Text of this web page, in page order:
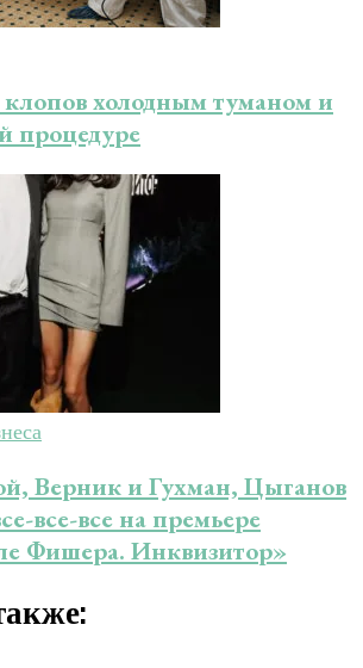
холодным туманом и
процедуре
Верник и Гухман, Цыганов
все-все на премьере
Фишера. Инквизитор»